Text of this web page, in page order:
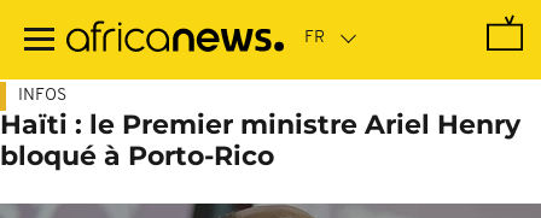
contenu
INFOS
Haïti : le Premier ministre Ariel Henry
bloqué à Porto-Rico